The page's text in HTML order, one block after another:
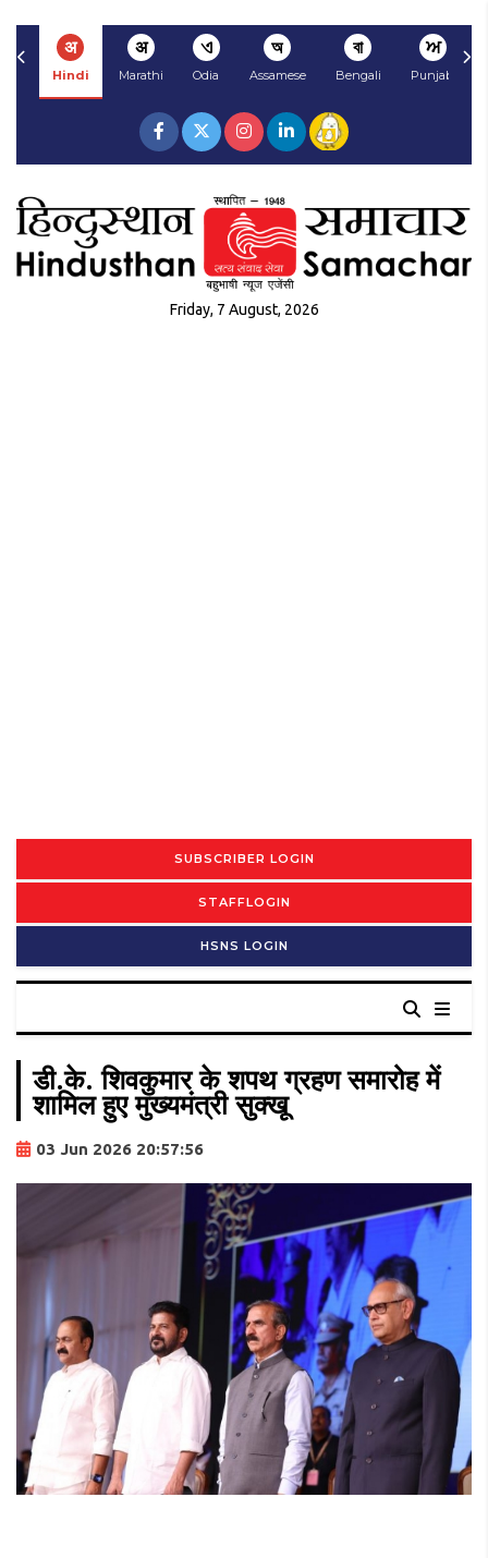
अ
Hindi
अ
Marathi
ଏ
Odia
অ
Assamese
বা
Bengali
ਅ
Punjabi
Friday, 7 August, 2026
SUBSCRIBER LOGIN
STAFFLOGIN
HSNS LOGIN
डी.के. शिवकुमार के शपथ ग्रहण समारोह में
शामिल हुए मुख्यमंत्री सुक्खू
03 Jun 2026 20:57:56